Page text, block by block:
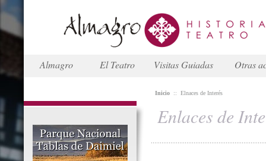
Almagro El Teatro Visitas Guiadas Otras
Inicio :: Elnaces de Interés
Enlaces de